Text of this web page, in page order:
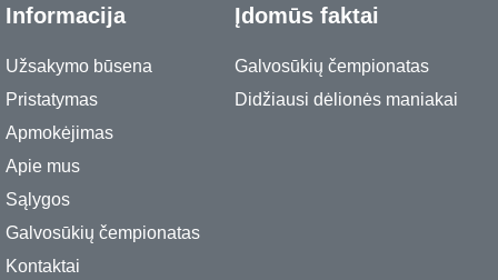
Informacija
Užsakymo būsena
Pristatymas
Apmokėjimas
Apie mus
Sąlygos
Galvosūkių čempionatas
Kontaktai
Įdomūs faktai
Galvosūkių čempionatas
Didžiausi dėlionės maniakai